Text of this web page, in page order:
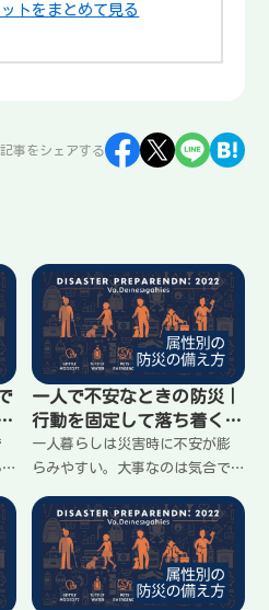
トをまとめて見る
事をシェアする
一人で不安なときの防災｜
行動を固定して落ち着くた
めの手順
一人暮らしは災害時に不安が膨
らみやすい。大事なのは気合で
定して迷いを減らすこと。夜・
停電・断水でも動けるように、
最初の10分、1時間、情報の見
方、連絡のルールをわかりやす